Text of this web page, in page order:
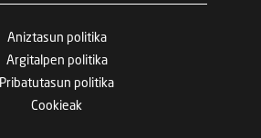
Aniztasun politika
Argitalpen politika
Pribatutasun politika
Cookieak